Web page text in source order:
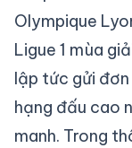
Olympique
Ligue 1 mùa
lập tức gửi
hạng đấu cao
manh. Trong